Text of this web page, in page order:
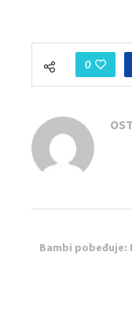
0
Bambi pobeđuje: